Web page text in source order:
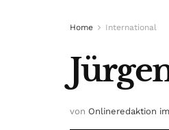
Home International
von Onlineredaktion